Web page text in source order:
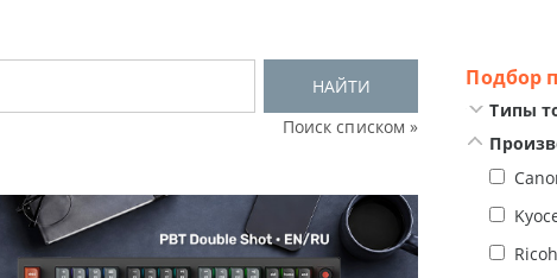
НАЙТИ
Поиск списком »
Подбор
Типы
Ricoh